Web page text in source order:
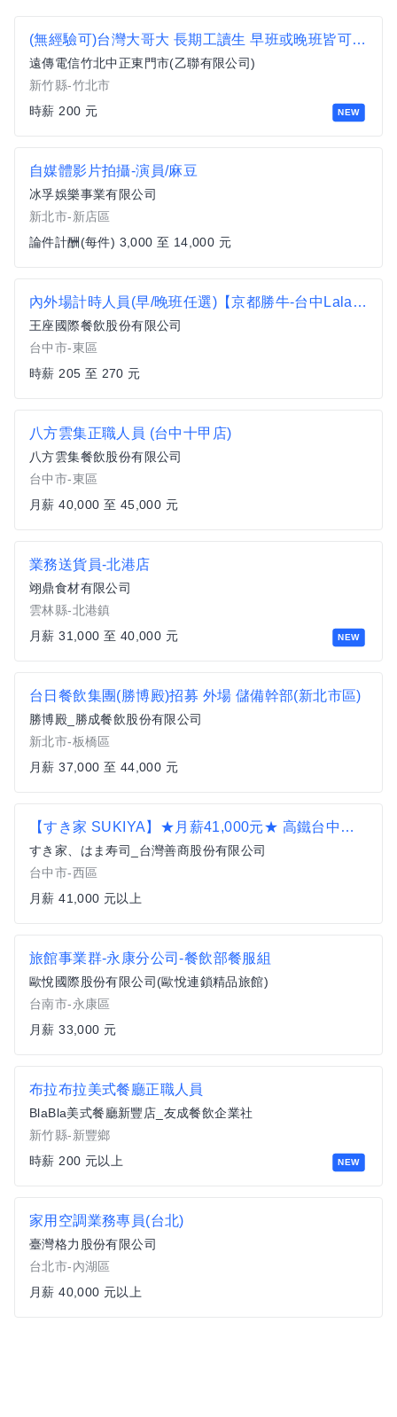
NEW
(無經驗可)台灣大哥大 長期工讀生 早班或晚班皆可 歡迎大學生工讀
遠傳電信竹北中正東門市(乙聯有限公司)
新竹縣-竹北市
時薪 200 元
自媒體影片拍攝-演員/麻豆
冰孚娛樂事業有限公司
新北市-新店區
論件計酬(每件) 3,000 至 14,000 元
內外場計時人員(早/晚班任選)【京都勝牛-台中Lalaport店】時薪205-270、加碼假日津貼可達時薪217-282
王座國際餐飲股份有限公司
台中市-東區
時薪 205 至 270 元
八方雲集正職人員 (台中十甲店)
八方雲集餐飲股份有限公司
台中市-東區
月薪 40,000 至 45,000 元
NEW
業務送貨員-北港店
翊鼎食材有限公司
雲林縣-北港鎮
月薪 31,000 至 40,000 元
台日餐飲集團(勝博殿)招募 外場 儲備幹部(新北市區)
勝博殿_勝成餐飲股份有限公司
新北市-板橋區
月薪 37,000 至 44,000 元
【すき家 SUKIYA】★月薪41,000元★ 高鐵台中店 儲備幹部
すき家、はま寿司_台灣善商股份有限公司
台中市-西區
月薪 41,000 元以上
旅館事業群-永康分公司-餐飲部餐服組
歐悅國際股份有限公司(歐悅連鎖精品旅館)
台南市-永康區
月薪 33,000 元
NEW
布拉布拉美式餐廳正職人員
BlaBla美式餐廳新豐店_友成餐飲企業社
新竹縣-新豐鄉
時薪 200 元以上
家用空調業務專員(台北)
臺灣格力股份有限公司
台北市-內湖區
月薪 40,000 元以上